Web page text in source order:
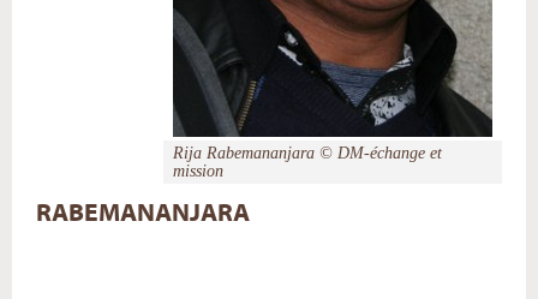
Rija Rabemananjara © DM-échange et
mission
RABEMANANJARA